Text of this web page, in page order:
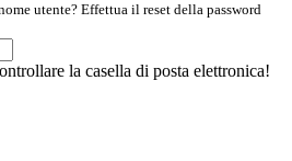
utente? Effettua il reset della password
la casella di posta elettronica!